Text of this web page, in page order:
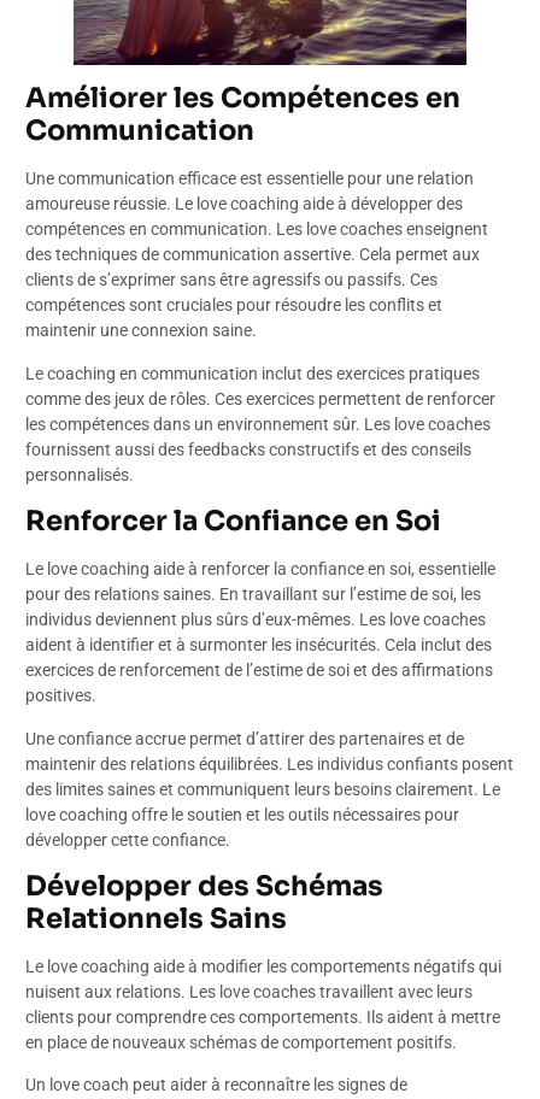
Améliorer les Compétences en
Communication
Une communication efficace est essentielle pour une relation
amoureuse réussie. Le love coaching aide à développer des
compétences en communication. Les love coaches enseignent
des techniques de communication assertive. Cela permet aux
clients de s’exprimer sans être agressifs ou passifs. Ces
compétences sont cruciales pour résoudre les conflits et
maintenir une connexion saine.
Le coaching en communication inclut des exercices pratiques
comme des jeux de rôles. Ces exercices permettent de renforcer
les compétences dans un environnement sûr. Les love coaches
fournissent aussi des feedbacks constructifs et des conseils
personnalisés.
Renforcer la Confiance en Soi
Le love coaching aide à renforcer la confiance en soi, essentielle
pour des relations saines. En travaillant sur l’estime de soi, les
individus deviennent plus sûrs d’eux-mêmes. Les love coaches
aident à identifier et à surmonter les insécurités. Cela inclut des
exercices de renforcement de l’estime de soi et des affirmations
positives.
Une confiance accrue permet d’attirer des partenaires et de
maintenir des relations équilibrées. Les individus confiants posent
des limites saines et communiquent leurs besoins clairement. Le
love coaching offre le soutien et les outils nécessaires pour
développer cette confiance.
Développer des Schémas
Relationnels Sains
Le love coaching aide à modifier les comportements négatifs qui
nuisent aux relations. Les love coaches travaillent avec leurs
clients pour comprendre ces comportements. Ils aident à mettre
en place de nouveaux schémas de comportement positifs.
Un love coach peut aider à reconnaître les signes de